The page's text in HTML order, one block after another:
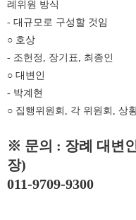
례위원 방식
- 대규모로 구성할 것임
○ 호상
- 조헌정, 장기표, 최종인
○ 대변인
- 박계현
○ 집행위원회, 각 위원회, 상
※ 문의 : 장례 대변
장)
011-9709-9300